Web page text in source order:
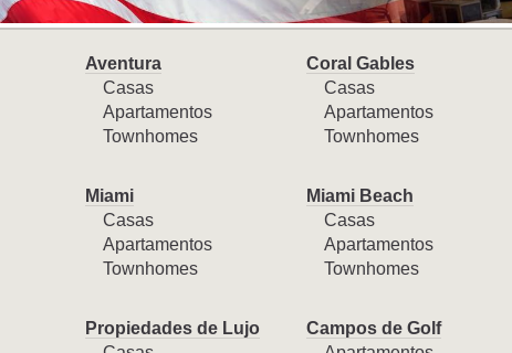
Aventura
Casas
Apartamentos
Townhomes
Coral Gables
Casas
Apartamentos
Townhomes
Miami
Casas
Apartamentos
Townhomes
Miami Beach
Casas
Apartamentos
Townhomes
Propiedades de Lujo
Campos de Golf